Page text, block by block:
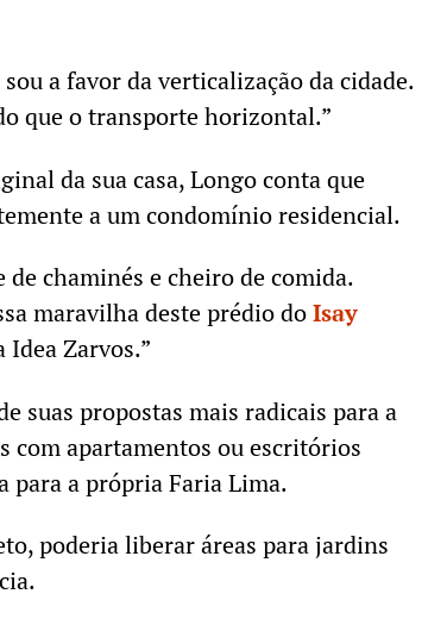
a favor da verticalização da cidade.
que o transporte horizontal.”
da sua casa, Longo conta que
a um condomínio residencial.
chaminés e cheiro de comida.
maravilha deste prédio doIsay
Zarvos.”
suas propostas mais radicais para a
com apartamentos ou escritórios
para a própria Faria Lima.
poderia liberar áreas para jardins